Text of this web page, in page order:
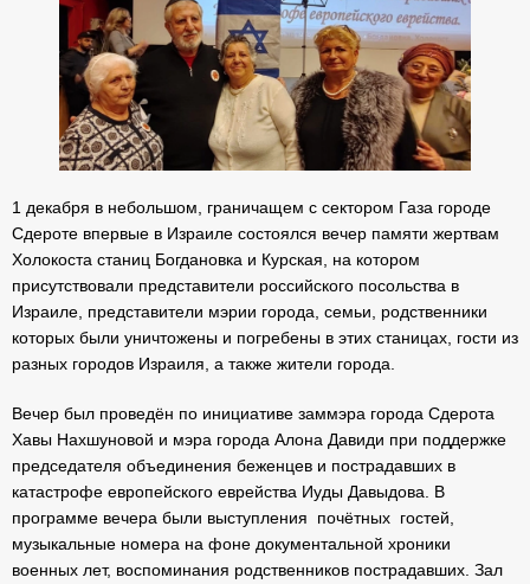
1 декабря в небольшом, граничащем с сектором Газа городе
Сдероте впервые в Израиле состоялся вечер памяти жертвам
Холокоста станиц Богдановка и Курская, на котором
присутствовали представители российского посольства в
Израиле, представители мэрии города, семьи, родственники
которых были уничтожены и погребены в этих станицах, гости из
разных городов Израиля, а также жители города.
Вечер был проведён по инициативе заммэра города Сдерота
Хавы Нахшуновой и мэра города Алона Давиди при поддержке
председателя объединения беженцев и пострадавших в
катастрофе европейского еврейства Иуды Давыдова. В
программе вечера были выступления почётных гостей,
музыкальные номера на фоне документальной хроники
военных лет, воспоминания родственников пострадавших. Зал